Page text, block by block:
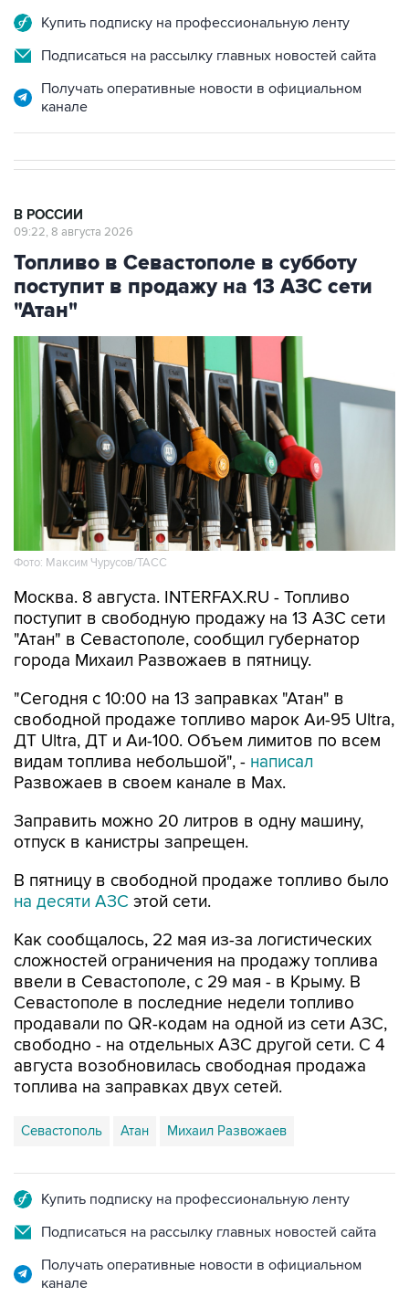
Подписаться на рассылку главных новостей сайта
Получать оперативные новости в официальном
Топливо в Севастополе в субботу
поступит в продажу на 13 АЗС сети
"Атан"
Фото: Максим Чурусов/ТАСС
Москва. 8 августа. INTERFAX.RU - Топливо
"Атан" в Севастополе, сообщил губернатор
города Михаил Развожаев в пятницу.
"Сегодня с 10:00 на 13 заправках "Атан" в
ДТ Ultra, ДТ и Аи-100. Объем лимитов по всем
видам топлива небольшой", - написал
Развожаев в своем канале в Max.
Заправить можно 20 литров в одну машину,
В пятницу в свободной продаже топливо было
Как сообщалось, 22 мая из-за логистических
ввели в Севастополе, с 29 мая - в Крыму. В
Севастополе в последние недели топливо
продавали по QR-кодам на одной из сети АЗС,
свободно - на отдельных АЗС другой сети. С 4
августа возобновилась свободная продажа
топлива на заправках двух сетей.
Севастополь Атан Михаил Развожаев
Подписаться на рассылку главных новостей сайта
Получать оперативные новости в официальном